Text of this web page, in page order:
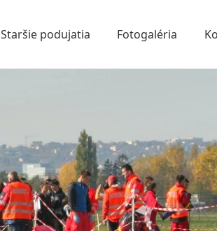
Staršie podujatia Fotogaléria